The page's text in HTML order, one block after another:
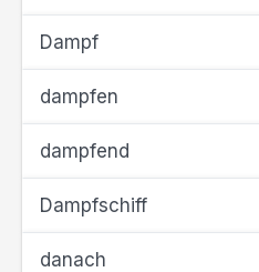
Dampf
dampfen
dampfend
Dampfschiff
danach